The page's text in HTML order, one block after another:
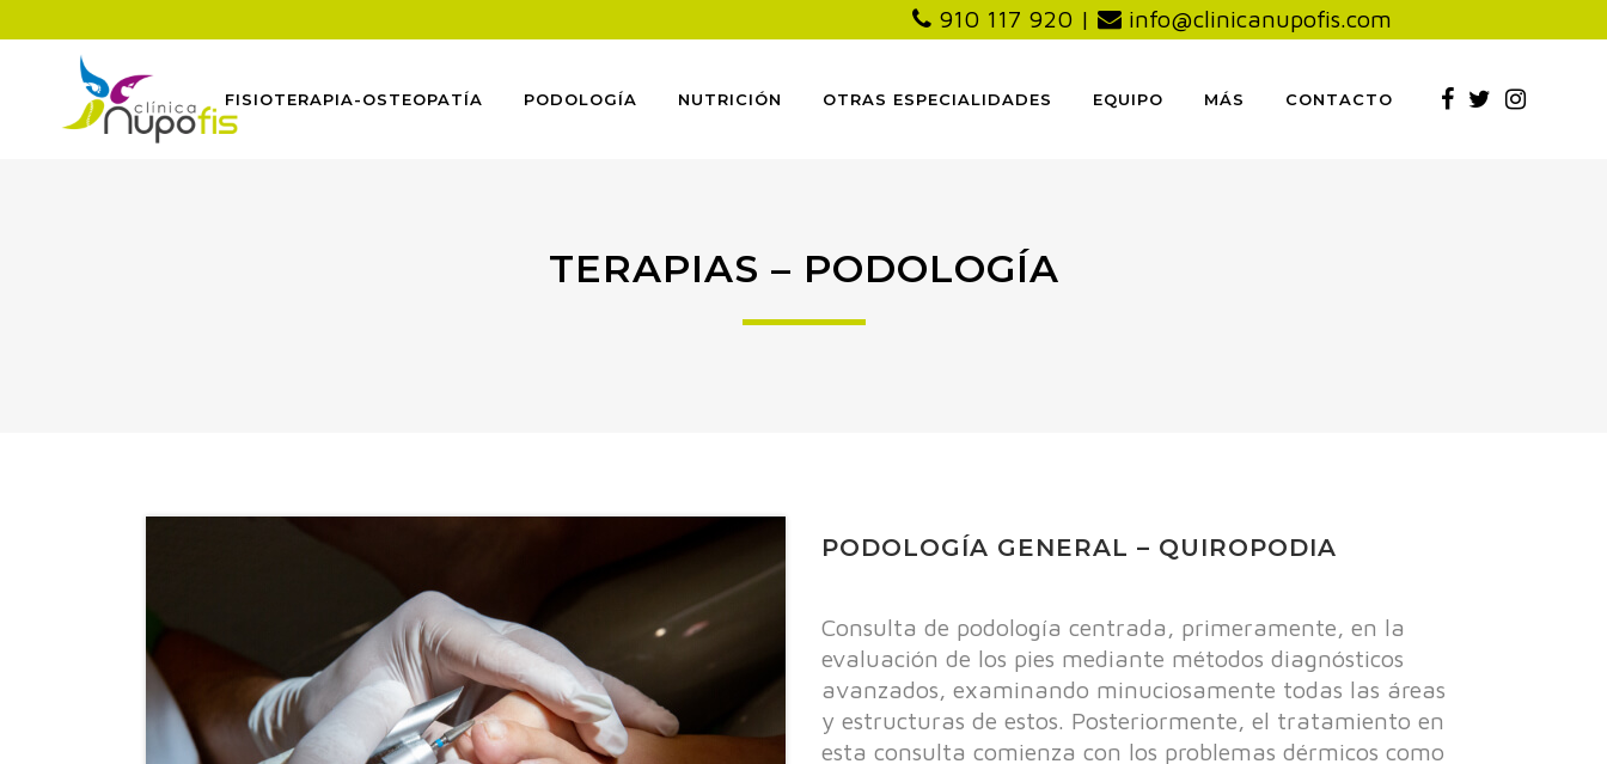
910 117 920 | info@clinicanupofis.com
FISIOTERAPIA-OSTEOPATÍA PODOLOGÍA NUTRICIÓN OTRAS ESPECIALIDADES EQUIPO MÁS CONTACTO
TERAPIAS – PODOLOGÍA
PODOLOGÍA GENERAL – QUIROPODIA
Consulta de podología centrada, primeramente, en la
evaluación de los pies mediante métodos diagnósticos
avanzados, examinando minuciosamente todas las áreas
y estructuras de estos. Posteriormente, el tratamiento en
esta consulta comienza con los problemas dérmicos como